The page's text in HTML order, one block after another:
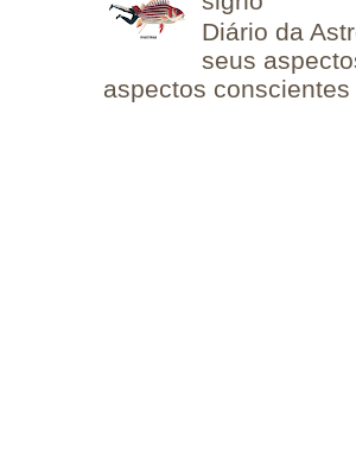
Diário da
seus
aspectos